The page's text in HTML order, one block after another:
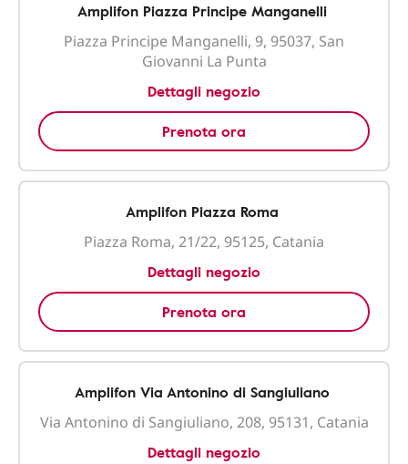
Amplifon Piazza Principe Manganelli
Piazza Principe Manganelli, 9, 95037, San
Giovanni La Punta
Dettagli negozio
Prenota ora
Amplifon Piazza Roma
Piazza Roma, 21/22, 95125, Catania
Dettagli negozio
Prenota ora
Amplifon Via Antonino di Sangiuliano
Via Antonino di Sangiuliano, 208, 95131, Catania
Dettagli negozio